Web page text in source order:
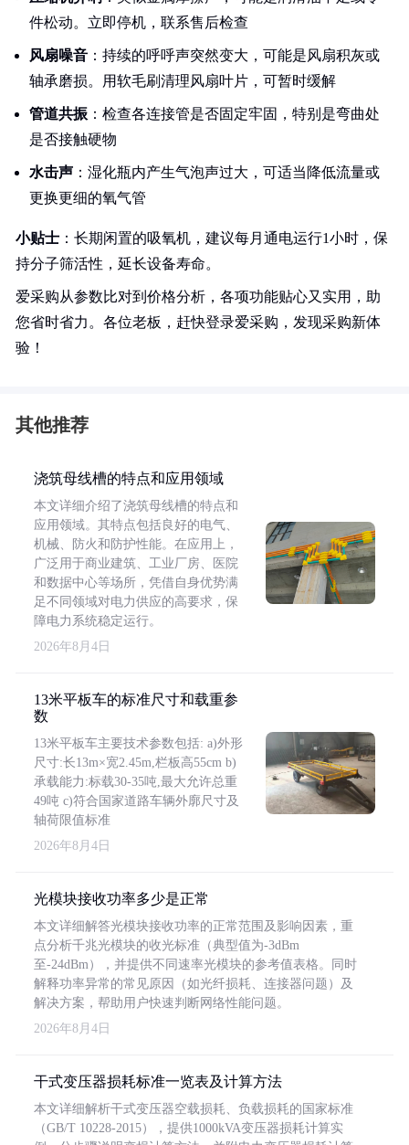
件松动。立即停机，联系售后检查
风扇噪音 ：持续的呼呼声突然变大，可能是风扇积灰或
轴承磨损。用软毛刷清理风扇叶片，可暂时缓解
管道共振 ：检查各连接管是否固定牢固，特别是弯曲处
是否接触硬物
水击声 ：湿化瓶内产生气泡声过大，可适当降低流量或
更换更细的氧气管
小贴士 ：长期闲置的吸氧机，建议每月通电运行1小时，保
持分子筛活性，延长设备寿命。
爱采购从参数比对到价格分析，各项功能贴心又实用，助
您省时省力。各位老板，赶快登录爱采购，发现采购新体
验！
其他推荐
浇筑母线槽的特点和应用领域
本文详细介绍了浇筑母线槽的特点和
应用领域。其特点包括良好的电气、
机械、防火和防护性能。在应用上，
广泛用于商业建筑、工业厂房、医院
和数据中心等场所，凭借自身优势满
足不同领域对电力供应的高要求，保
障电力系统稳定运行。
2026年8月4日
13米平板车的标准尺寸和载重参
数
13米平板车主要技术参数包括: a)外形
尺寸:长13m×宽2.45m,栏板高55cm b)
承载能力:标载30-35吨,最大允许总重
49吨 c)符合国家道路车辆外廓尺寸及
轴荷限值标准
2026年8月4日
光模块接收功率多少是正常
本文详细解答光模块接收功率的正常范围及影响因素，重
点分析千兆光模块的收光标准（典型值为-3dBm
至-24dBm），并提供不同速率光模块的参考值表格。同时
解释功率异常的常见原因（如光纤损耗、连接器问题）及
解决方案，帮助用户快速判断网络性能问题。
2026年8月4日
干式变压器损耗标准一览表及计算方法
本文详细解析干式变压器空载损耗、负载损耗的国家标准
（GB/T 10228-2015），提供1000kVA变压器损耗计算实